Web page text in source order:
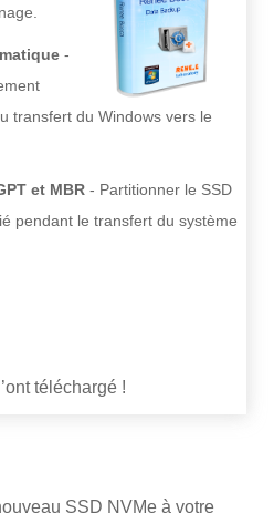
transfert du Windows vers le
et MBR
Partitionner le SSD
pendant le transfert du système
téléchargé !
SSD NVMe à votre